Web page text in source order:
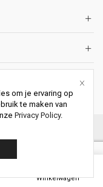
Winkelwagen
om je ervaring op
te maken van
Privacy Policy.